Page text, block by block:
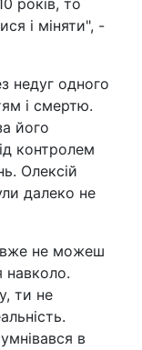
років, то
і міняти", -
недуг одного
і смертю.
його
контролем
Олексій
далеко не
вже не можеш
навколо.
ти не
в